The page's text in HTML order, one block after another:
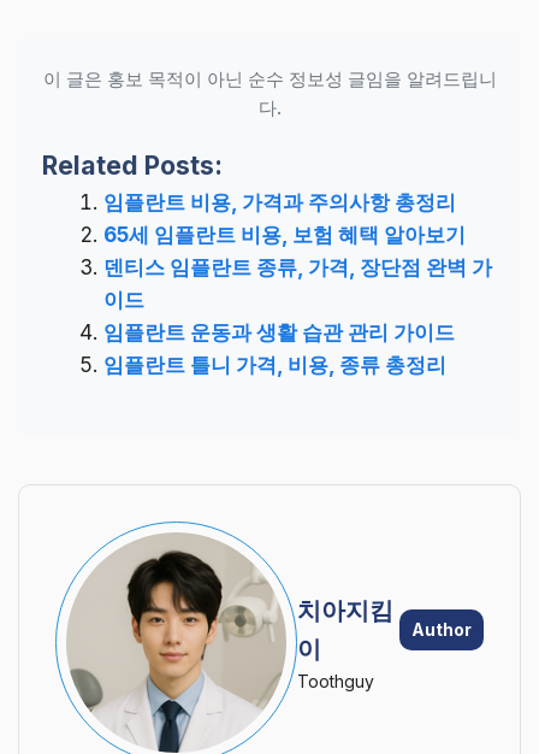
이 글은 홍보 목적이 아닌 순수 정보성 글임을 알려드립니
다.
Related Posts:
임플란트 비용, 가격과 주의사항 총정리
65세 임플란트 비용, 보험 혜택 알아보기
덴티스 임플란트 종류, 가격, 장단점 완벽 가
이드
임플란트 운동과 생활 습관 관리 가이드
임플란트 틀니 가격, 비용, 종류 총정리
치아지킴
이
Author
Toothguy